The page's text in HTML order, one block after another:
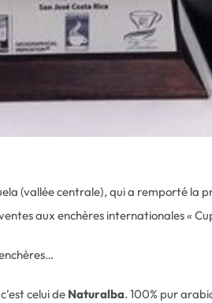
(vallée centrale), qui a remporté la
aux enchères internationales «
celui de Naturalba. 100% pur